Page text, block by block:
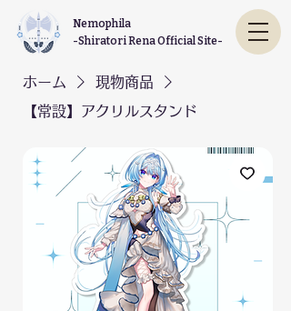
Nemophila
-Shiratori Rena Official Site-
ホーム
現物商品
【常設】アクリルスタンド